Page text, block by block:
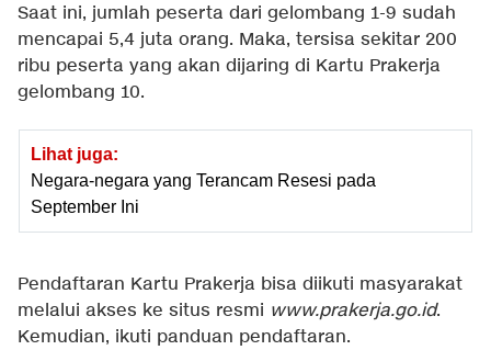
Saat ini, jumlah peserta dari gelombang 1-9 sudah
mencapai 5,4 juta orang. Maka, tersisa sekitar 200
ribu peserta yang akan dijaring di Kartu Prakerja
gelombang 10.
Lihat juga:
Negara-negara yang Terancam Resesi pada
September Ini
Pendaftaran Kartu Prakerja bisa diikuti masyarakat
melalui akses ke situs resmi www.prakerja.go.id.
Kemudian, ikuti panduan pendaftaran.